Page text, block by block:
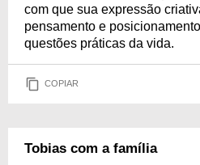
com que sua expressão
pensamento e
questões práticas da vida.
COPIAR
Tobias com a família